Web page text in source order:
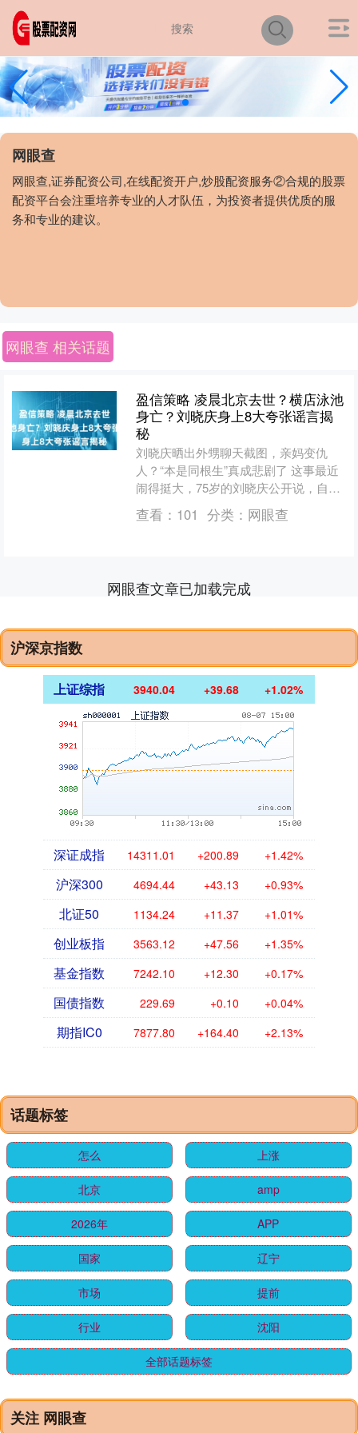
网眼查
网眼查,证券配资公司,在线配资开户,炒股配资服务②合规的股票
配资平台会注重培养专业的人才队伍，为投资者提供优质的服
务和专业的建议。
网眼查 相关话题
盈信策略 凌晨北京去世？横店泳池
身亡？刘晓庆身上8大夸张谣言揭
秘
刘晓庆晒出外甥聊天截图，亲妈变仇
人？“本是同根生”真成悲剧了 这事最近
闹得挺大，75岁的刘晓庆公开说，自己
被传死在横店游泳池，造谣的账
号“Daniel Fang....
查看： 101 分类： 网眼查
网眼查文章已加载完成
沪深京指数
上证综指 3940.04 +39.68 +1.02%
深证成指 14311.01 +200.89 +1.42%
沪深300 4694.44 +43.13 +0.93%
北证50 1134.24 +11.37 +1.01%
创业板指 3563.12 +47.56 +1.35%
基金指数 7242.10 +12.30 +0.17%
国债指数 229.69 +0.10 +0.04%
期指IC0 7877.80 +164.40 +2.13%
话题标签
怎么 上涨
北京 amp
2026年 APP
国家 辽宁
市场 提前
行业 沈阳
全部话题标签
关注 网眼查